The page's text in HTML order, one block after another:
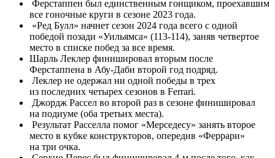
Ферстаппен был единственным гонщиком, проехавшим
все гоночные круги в сезоне 2023 года.
«Ред Булл» начнет сезон 2024 года всего с одной
победой позади «Уильямса» (113-114), заняв четвертое
место в списке побед за все время.
Шарль Леклер финишировал вторым после
Ферстаппена в Абу-Даби второй год подряд.
Леклер не одержал ни одной победы в трех
из последних четырех сезонов в Ferrari.
Джордж Рассел во второй раз в сезоне финишировал
на подиуме (оба третьих места).
Результат Расселла помог «Мерседесу» занять второе
место в кубке конструкторов, опередив «Феррари»
на три очка.